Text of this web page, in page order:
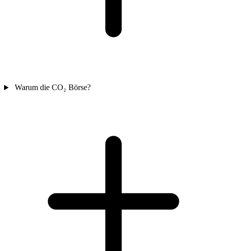
Warum die CO₂ Börse?